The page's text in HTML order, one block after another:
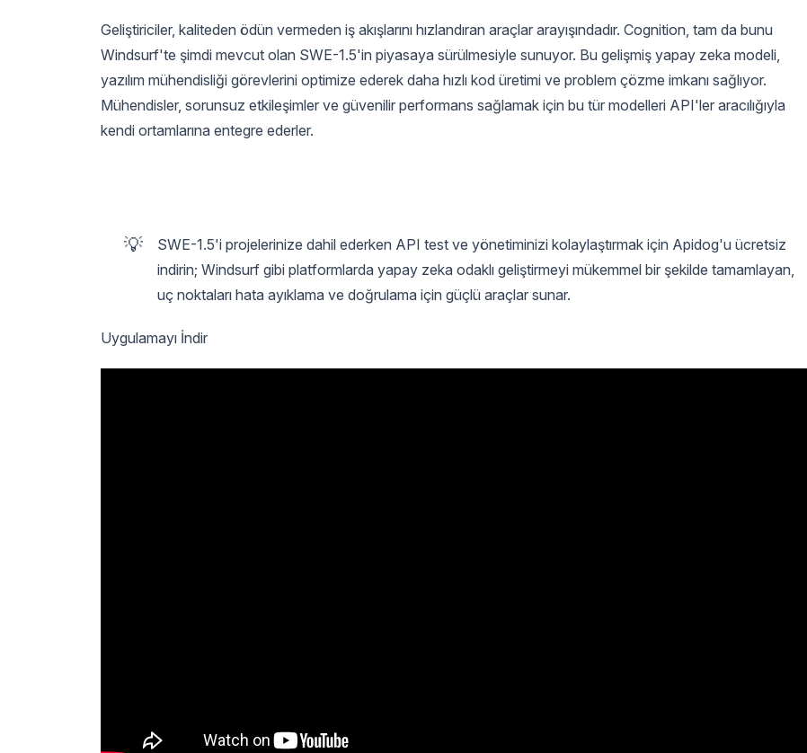
Geliştiriciler, kaliteden ödün vermeden iş akışlarını hızlandıran araçlar arayışındadır. Cognition, tam da bunu
Windsurf'te şimdi mevcut olan SWE-1.5'in piyasaya sürülmesiyle sunuyor. Bu gelişmiş yapay zeka modeli,
yazılım mühendisliği görevlerini optimize ederek daha hızlı kod üretimi ve problem çözme imkanı sağlıyor.
Mühendisler, sorunsuz etkileşimler ve güvenilir performans sağlamak için bu tür modelleri API'ler aracılığıyla
kendi ortamlarına entegre ederler.
💡
SWE-1.5'i projelerinize dahil ederken API test ve yönetiminizi kolaylaştırmak için Apidog'u ücretsiz
indirin; Windsurf gibi platformlarda yapay zeka odaklı geliştirmeyi mükemmel bir şekilde tamamlayan,
uç noktaları hata ayıklama ve doğrulama için güçlü araçlar sunar.
Uygulamayı İndir